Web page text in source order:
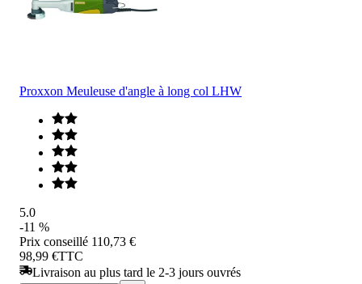
Proxxon Meuleuse d'angle à long col LHW
5.0
-11 %
Prix conseillé 110,73 €
98,99 €TTC
Livraison au plus tard le 2-3 jours ouvrés